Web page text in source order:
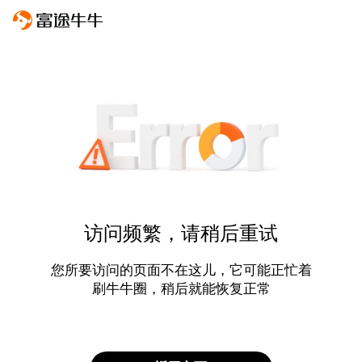
访问频繁，请稍后重试
您所要访问的页面不在这儿，它可能正忙着
刷牛牛圈，稍后就能恢复正常